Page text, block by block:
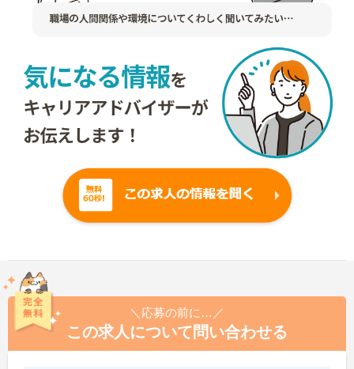
＼応募の前に…／
この求人について問い合わせる